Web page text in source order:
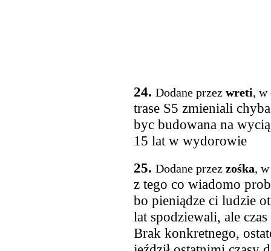
24. Dodane przez wreti, w
trase S5 zmieniali
byc budowana na
15 lat w wydorowie
25. Dodane przez zośka,
z tego co wiadomo
bo pieniądze ci ludzie
lat spodziewali, ale
Brak konkretnego,